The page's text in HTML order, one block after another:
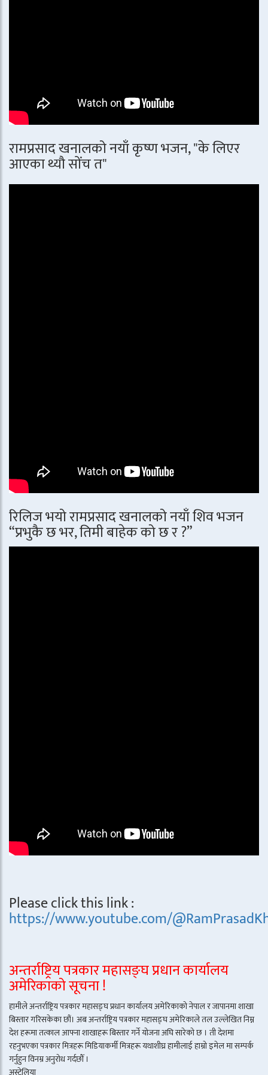
रामप्रसाद खनालको नयाँ कृष्ण भजन, "के लिएर
आएका थ्यौ सोंच त"
रिलिज भयो रामप्रसाद खनालको नयाँ शिव भजन
“प्रभुकै छ भर, तिमी बाहेक को छ र ?”
Please click this link :
https://www.youtube.com/
अन्तर्राष्ट्रिय पत्रकार महासङ्घ प्रधान कार्यालय
अमेरिकाको सूचना !
हामीले अन्तर्राष्ट्रिय पत्रकार महासङ्घ प्रधान कार्यालय अमेरिकाको नेपाल र जापानमा शाखा
बिस्तार गरिसकेका छौं। अब अन्तर्राष्ट्रिय पत्रकार महासङ्घ अमेरिकाले तल उल्लेखित निम्न
देश हरूमा तत्काल आफ्ना शाखाहरू बिस्तार गर्ने योजना अघि सारेको छ । ती देशमा
रहनुभएका पत्रकार मित्रहरू मिडियाकर्मी मित्रहरू यथाशीघ्र हामीलाई हाम्रो इमेल मा सम्पर्क
गर्नुहुन विनम्र अनुरोध गर्दछौँ ।